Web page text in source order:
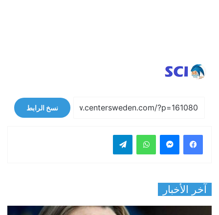
نسخ الرابط
فيسبوك واتساب
آخر الأخبار